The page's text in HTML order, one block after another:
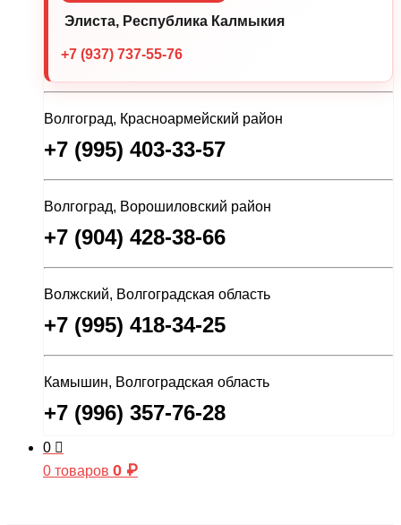
Элиста, Республика Калмыкия
+7 (937) 737-55-76
Волгоград, Красноармейский район
+7 (995) 403-33-57
Волгоград, Ворошиловский район
+7 (904) 428-38-66
Волжский, Волгоградская область
+7 (995) 418-34-25
Камышин, Волгоградская область
+7 (996) 357-76-28
0
0 товаров 0 ₽